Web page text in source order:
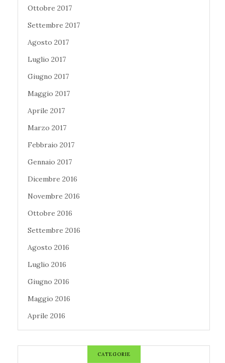
Ottobre 2017
Settembre 2017
Agosto 2017
Luglio 2017
Giugno 2017
Maggio 2017
Aprile 2017
Marzo 2017
Febbraio 2017
Gennaio 2017
Dicembre 2016
Novembre 2016
Ottobre 2016
Settembre 2016
Agosto 2016
Luglio 2016
Giugno 2016
Maggio 2016
Aprile 2016
CATEGORIE